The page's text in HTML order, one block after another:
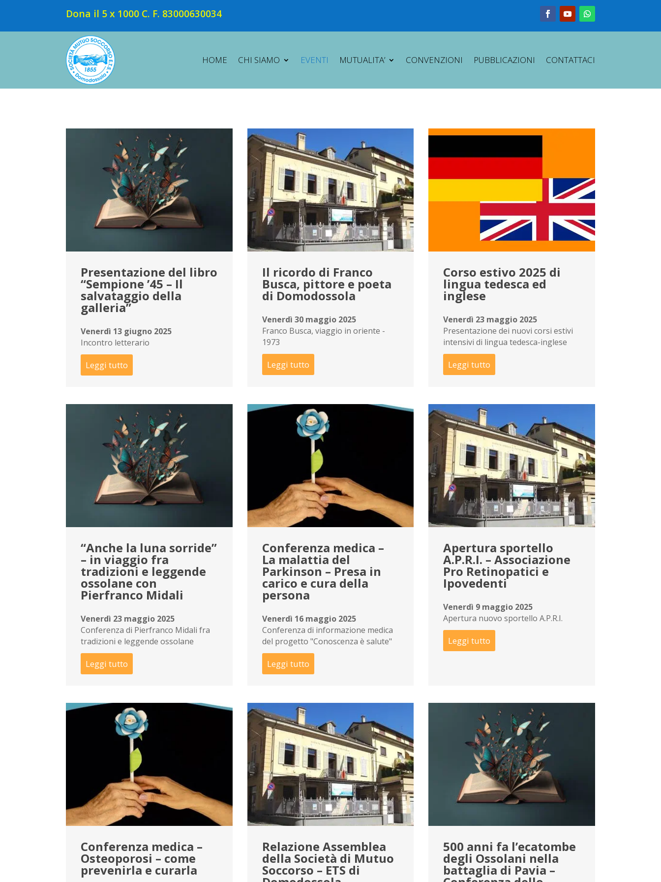
Dona il 5 x 1000 C. F. 83000630034
HOME CHI SIAMO EVENTI MUTUALITA’ CONVENZIONI PUBBLICAZIONI CONTATTACI
Presentazione del libro
“Sempione ’45 – Il
salvataggio della
galleria”
Venerdì 13 giugno 2025
Incontro letterario
Leggi tutto
Il ricordo di Franco
Busca, pittore e poeta
di Domodossola
Venerdì 30 maggio 2025
Franco Busca, viaggio in oriente -
1973
Leggi tutto
Corso estivo 2025 di
lingua tedesca ed
inglese
Venerdì 23 maggio 2025
Presentazione dei nuovi corsi estivi
intensivi di lingua tedesca-inglese
Leggi tutto
“Anche la luna sorride”
– in viaggio fra
tradizioni e leggende
ossolane con
Pierfranco Midali
Venerdì 23 maggio 2025
Conferenza di Pierfranco Midali fra
tradizioni e leggende ossolane
Leggi tutto
Conferenza medica –
La malattia del
Parkinson – Presa in
carico e cura della
persona
Venerdì 16 maggio 2025
Conferenza di informazione medica
del progetto "Conoscenza è salute"
Leggi tutto
Apertura sportello
A.P.R.I. – Associazione
Pro Retinopatici e
Ipovedenti
Venerdì 9 maggio 2025
Apertura nuovo sportello A.P.R.I.
Leggi tutto
Conferenza medica –
Osteoporosi – come
prevenirla e curarla
Relazione Assemblea
della Società di Mutuo
Soccorso – ETS di
500 anni fa l’ecatombe
degli Ossolani nella
battaglia di Pavia –